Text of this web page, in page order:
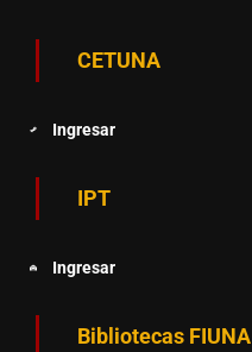
CETUNA
Ingresar
IPT
Ingresar
Bibliotecas FIUNA